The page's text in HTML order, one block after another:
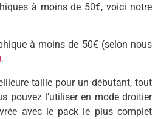
à moins de 50€, voici notre
à moins de 50€ (selon nous
.
taille pour un débutant, tout
pouvez l’utiliser en mode droitier
avec le pack le plus complet